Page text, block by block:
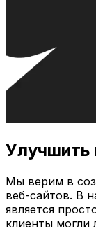
Улучшить
Мы верим в
веб-сайтов. В
является
клиенты могли